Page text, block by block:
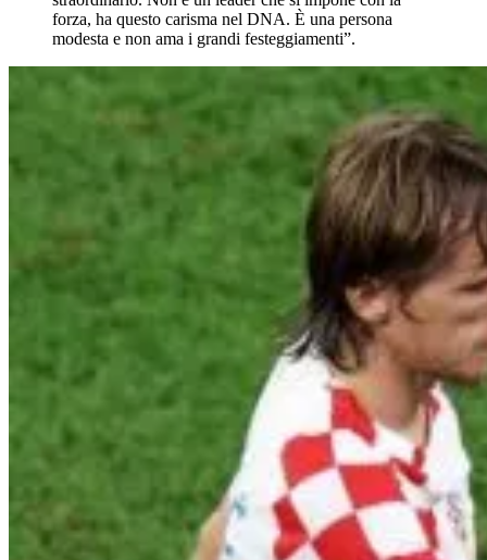
forza, ha questo carisma nel DNA. È una persona
modesta e non ama i grandi festeggiamenti”.